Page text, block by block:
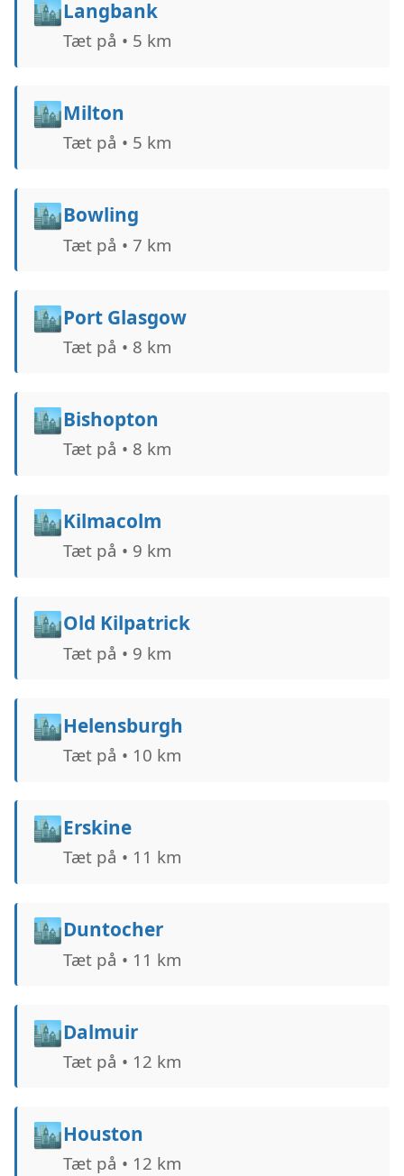
🏙️Langbank
Tæt på • 5 km
🏙️Milton
Tæt på • 5 km
🏙️Bowling
Tæt på • 7 km
🏙️Port Glasgow
Tæt på • 8 km
🏙️Bishopton
Tæt på • 8 km
🏙️Kilmacolm
Tæt på • 9 km
🏙️Old Kilpatrick
Tæt på • 9 km
🏙️Helensburgh
Tæt på • 10 km
🏙️Erskine
Tæt på • 11 km
🏙️Duntocher
Tæt på • 11 km
🏙️Dalmuir
Tæt på • 12 km
🏙️Houston
Tæt på • 12 km